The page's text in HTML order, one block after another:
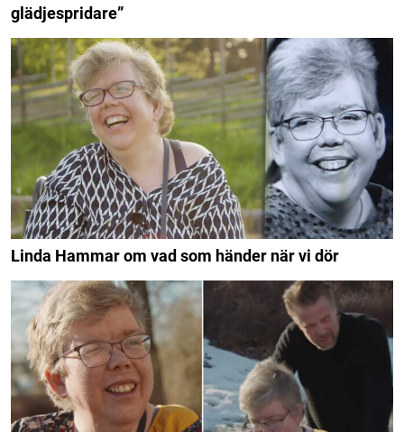
glädjespridare”
Linda Hammar om vad som händer när vi dör